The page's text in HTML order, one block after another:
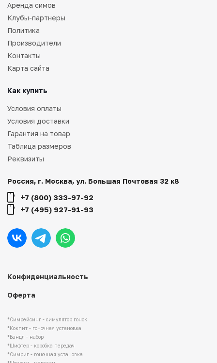
*Симрейсинг - симулятор гонок
*Кокпит - гоночная установка
*Бандл - набор
*Шифтер - коробка передач
*Симриг - гоночная установка
Конфиденциальность
Оферта
Аренда симов
Клубы-партнеры
Политика
Производители
Контакты
Карта сайта
Как купить
Условия оплаты
Условия доставки
Гарантия на товар
Таблица размеров
Реквизиты
Россия, г. Москва, ул. Большая Почтовая 32 к8
+7 (800) 333-97-92
+7 (495) 927-91-93